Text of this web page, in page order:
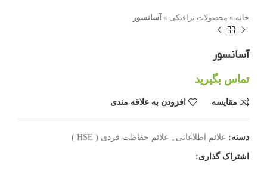
خانه » محصولات ترافیکی » آسانسور
آسانسور
تماس بگیرید
مقایسه افزودن به علاقه مندی
دسته: علائم اطلاعاتی , علائم حفاظت فردی ( HSE )
اشتراک گذاری: